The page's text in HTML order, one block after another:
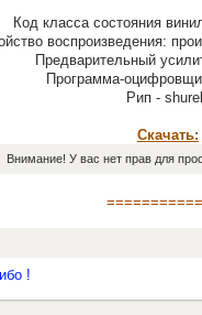
Код класса состояния
воспроизведения:
Предварительный
Программа-
Рип -
Скачать:
Внимание! У вас нет прав для
!